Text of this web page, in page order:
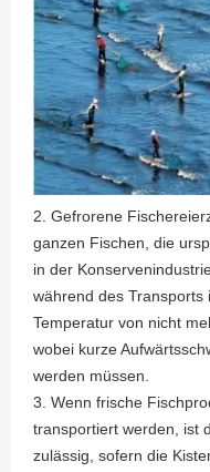
2. Gefrorene
ganzen Fischen, die
in der
während des
Temperatur von nicht
wobei kurze
werden müssen.
3. Wenn frische
transportiert werden, ist
zulässig, sofern die